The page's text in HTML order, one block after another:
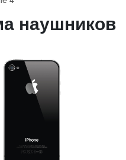
наушников